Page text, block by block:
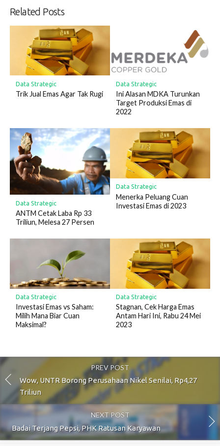
Related Posts
Data Strategic
Trik Jual Emas Agar Tak Rugi
Data Strategic
Ini Alasan MDKA Turunkan
Target Produksi Emas di
2022
Data Strategic
ANTM Cetak Laba Rp 33
Triliun, Melesa 27 Persen
Data Strategic
Menerka Peluang Cuan
Investasi Emas di 2023
Data Strategic
Investasi Emas vs Saham:
Milih Mana Biar Cuan
Maksimal?
Data Strategic
Stagnan, Cek Harga Emas
Antam Hari Ini, Rabu 24 Mei
2023
PREV POST
Wow, UNTR Borong Perusahaan Nikel Senilai, Rp4,27
Triliun
NEXT POST
Badai Terjang Pepsi, PHK Ratusan Karyawan